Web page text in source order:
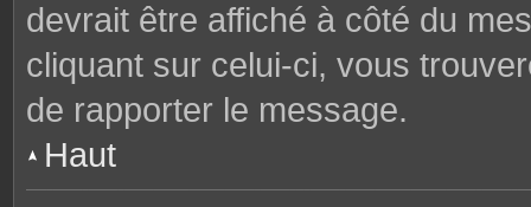
devrait être affiché à côté du
cliquant sur celui-ci, vous
de rapporter le message.
Haut